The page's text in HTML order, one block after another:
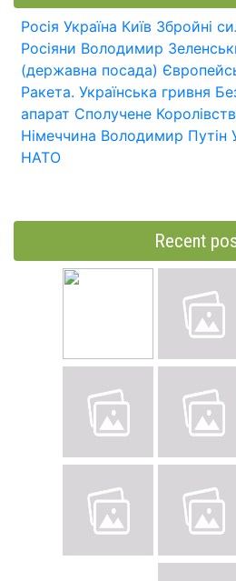
Росія Україна Київ Збройні
Росіяни Володимир
(державна посада)
Ракета. Українська гривня
апарат Сполучене
Німеччина Володимир Путін
НАТО
Recent